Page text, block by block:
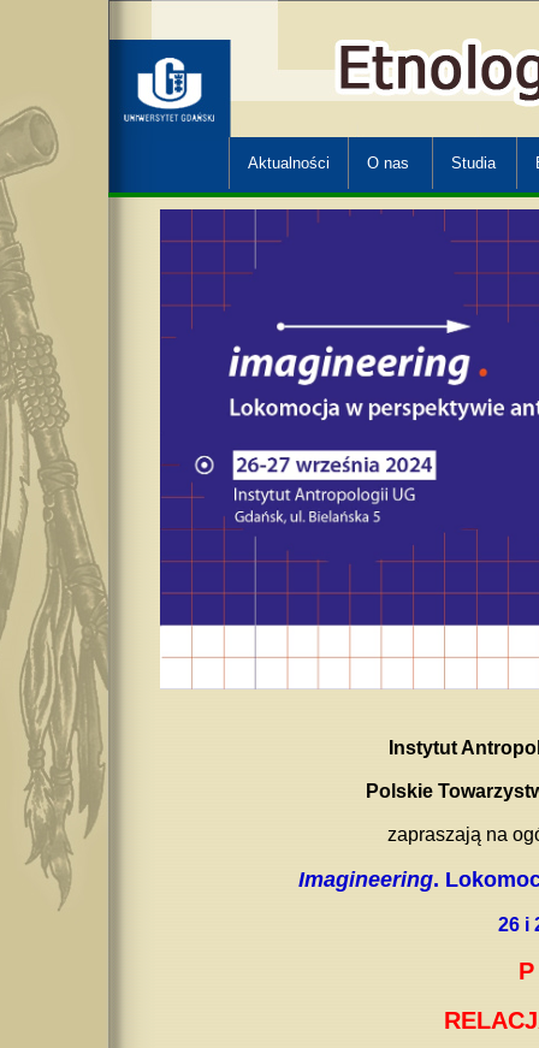
Aktualności O nas Studia
Instytut
Polskie
zapraszają na
Imagineering.
26 i